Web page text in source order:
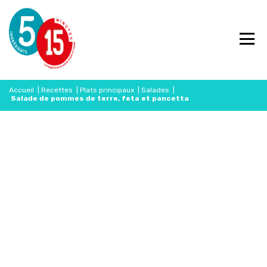
Accueil Recettes Plats principaux Salades
Salade de pommes de terre, feta et pancetta